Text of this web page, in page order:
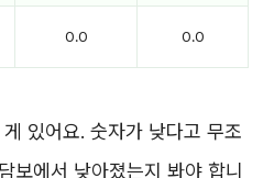
0.0 0.0
있어요. 숫자가 낮다고 무조
보에서 낮아졌는지 봐야 합니